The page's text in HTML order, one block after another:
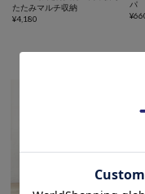
たたみマルチ収納
¥4,180
パ
¥